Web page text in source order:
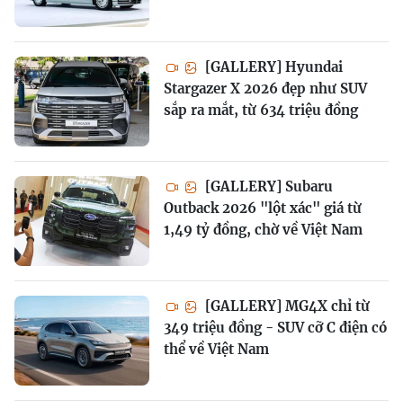
[GALLERY] Hyundai
Stargazer X 2026 đẹp như SUV
sắp ra mắt, từ 634 triệu đồng
[GALLERY] Subaru
Outback 2026 "lột xác" giá từ
1,49 tỷ đồng, chờ về Việt Nam
[GALLERY] MG4X chỉ từ
349 triệu đồng - SUV cỡ C điện có
thể về Việt Nam